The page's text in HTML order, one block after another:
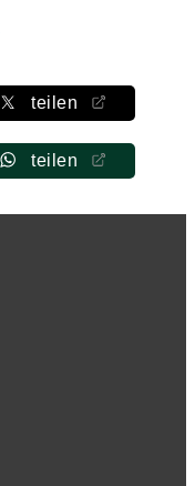
teilen
teilen